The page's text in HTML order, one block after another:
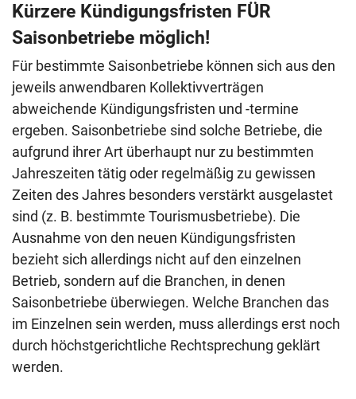
Kürzere Kündigungsfristen FÜR
Saisonbetriebe möglich!
Für bestimmte Saisonbetriebe können sich aus den
jeweils anwendbaren Kollektivverträgen
abweichende Kündigungsfristen und -termine
ergeben. Saisonbetriebe sind solche Betriebe, die
aufgrund ihrer Art überhaupt nur zu bestimmten
Jahreszeiten tätig oder regelmäßig zu gewissen
Zeiten des Jahres besonders verstärkt ausgelastet
sind (z. B. bestimmte Tourismusbetriebe). Die
Ausnahme von den neuen Kündigungsfristen
bezieht sich allerdings nicht auf den einzelnen
Betrieb, sondern auf die Branchen, in denen
Saisonbetriebe überwiegen. Welche Branchen das
im Einzelnen sein werden, muss allerdings erst noch
durch höchstgerichtliche Rechtsprechung geklärt
werden.